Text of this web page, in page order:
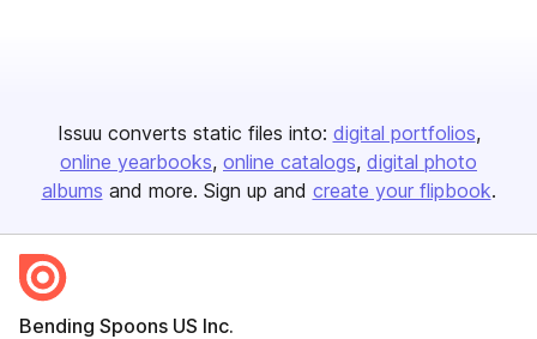
Issuu converts static files into: digital portfolios
online yearbooks online catalogs digital photo
albums and more. Sign up and create your flipbook.
Bending Spoons US Inc.